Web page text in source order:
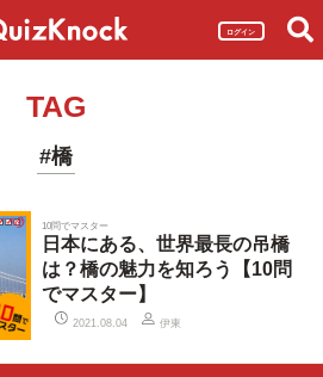
ログイン
TAG
#橋
10問でマスター
日本にある、世界最長の吊橋
は？橋の魅力を知ろう【10問
でマスター】
2021.08.04 伊東